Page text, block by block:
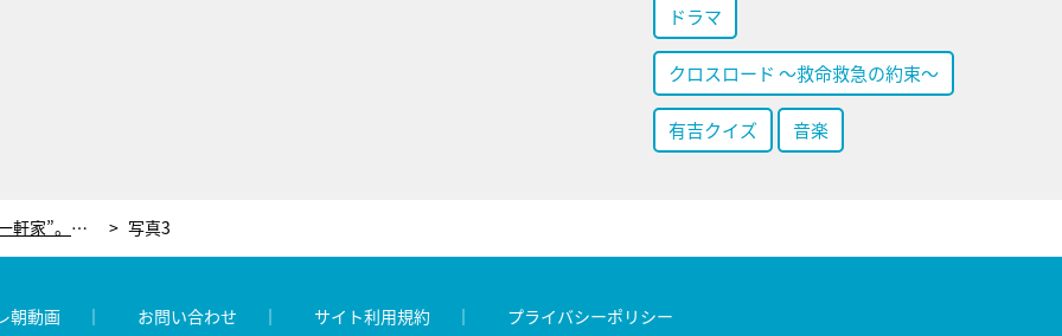
ドラマ
クロスロード ～救命救急の約束～
有吉クイズ 音楽
救急車もたどり着けない“ポツンと一軒家”。捜索隊を出迎える男性「いつか来るんじゃないかと」 写真3
朝動画 お問い合わせ サイト利用規約 プライバシーポリシー